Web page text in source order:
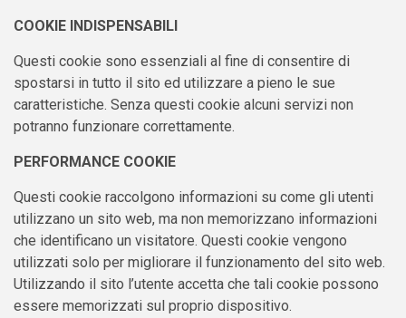
COOKIE INDISPENSABILI
Questi cookie sono essenziali al fine di consentire di
spostarsi in tutto il sito ed utilizzare a pieno le sue
caratteristiche. Senza questi cookie alcuni servizi non
potranno funzionare correttamente.
PERFORMANCE COOKIE
Questi cookie raccolgono informazioni su come gli utenti
utilizzano un sito web, ma non memorizzano informazioni
che identificano un visitatore. Questi cookie vengono
utilizzati solo per migliorare il funzionamento del sito web.
Utilizzando il sito l’utente accetta che tali cookie possono
essere memorizzati sul proprio dispositivo.